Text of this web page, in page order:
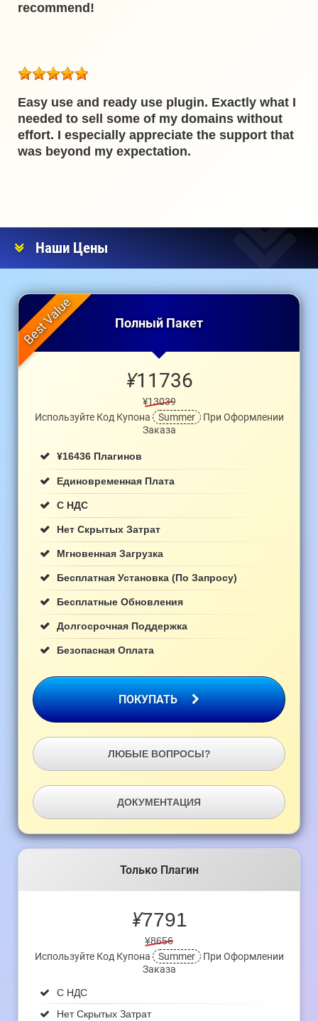
recommend!
Easy use and ready use plugin. Exactly what I
needed to sell some of my domains without
effort. I especially appreciate the support that
was beyond my expectation.
Наши Цены
Полный Пакет
¥11736
¥13039
Используйте Код Купона
Summer При Оформлении
Заказа
¥16436 Плагинов
Единовременная Плата
С НДС
Нет Скрытых Затрат
Мгновенная Загрузка
Бесплатная Установка (по Запросу)
Бесплатные Обновления
Долгосрочная Поддержка
Безопасная Оплата
ПОКУПАТЬ
ЛЮБЫЕ ВОПРОСЫ?
ДОКУМЕНТАЦИЯ
Только Плагин
¥7791
¥8656
Используйте Код Купона
Summer При Оформлении
Заказа
С НДС
Нет Скрытых Затрат